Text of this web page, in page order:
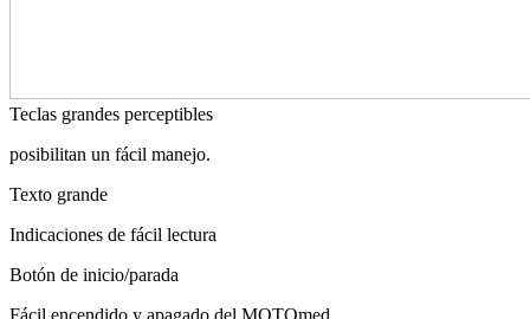
Teclas grandes perceptibles
posibilitan un fácil manejo.
Texto grande
Indicaciones de fácil lectura
Botón de inicio/parada
Fácil encendido y apagado del MOTOmed.